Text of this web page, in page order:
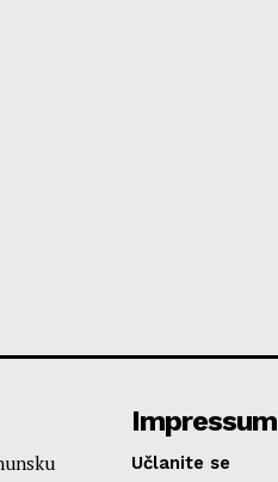
Impressum
Učlanite se